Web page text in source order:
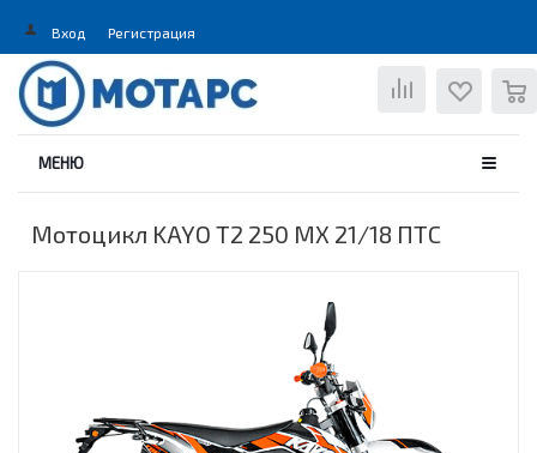
Вход Регистрация
МЕНЮ
Мотоцикл KAYO T2 250 MX 21/18 ПТС